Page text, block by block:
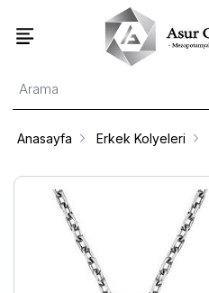
Anasayfa Erkek Kolyeleri